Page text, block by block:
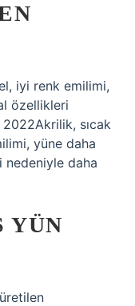
iyi renk emilimi,
özellikleri
sıcak
yüne daha
nedeniyle daha
YÜN